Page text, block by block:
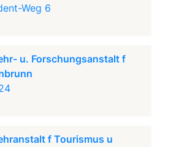
Weg 6
u. Forschungsanstalt f
f Tourismus u